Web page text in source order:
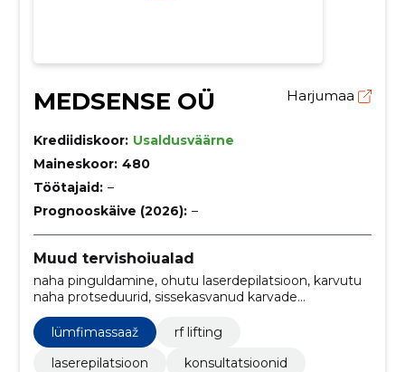
MEDSENSE OÜ Harjumaa
Krediidiskoor: Usaldusväärne
Maineskoor: 480
Töötajaid: –
Prognooskäive (2026): –
Muud tervishoiualad
naha pinguldamine, ohutu laserdepilatsioon, karvutu
naha protseduurid, sissekasvanud karvade
lahendused, esteetilised protseduurid KKK, RF Lifting,
lümfidrenaažimassaaž, sissekasvanud karvade ravi,
lümfimassaaž, naha rahustamine
lümfimassaaž
rf lifting
laserepilatsioon
konsultatsioonid